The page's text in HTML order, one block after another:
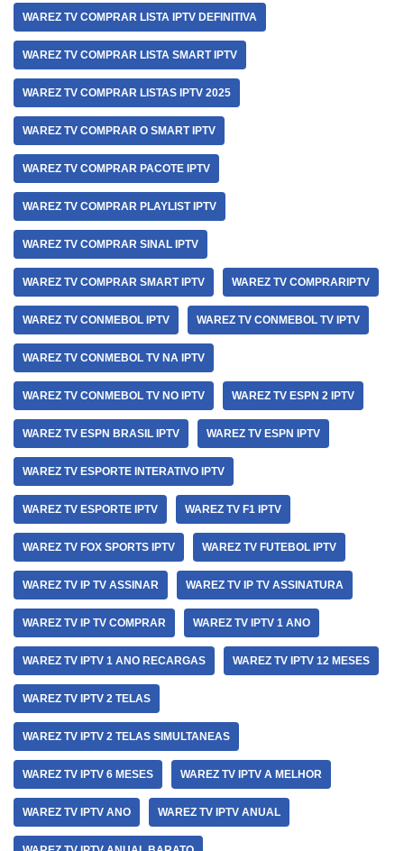
WAREZ TV COMPRAR LISTA IPTV DEFINITIVA
WAREZ TV COMPRAR LISTA SMART IPTV
WAREZ TV COMPRAR LISTAS IPTV 2025
WAREZ TV COMPRAR O SMART IPTV
WAREZ TV COMPRAR PACOTE IPTV
WAREZ TV COMPRAR PLAYLIST IPTV
WAREZ TV COMPRAR SINAL IPTV
WAREZ TV COMPRAR SMART IPTV WAREZ TV COMPRARIPTV
WAREZ TV CONMEBOL IPTV WAREZ TV CONMEBOL TV IPTV
WAREZ TV CONMEBOL TV NA IPTV
WAREZ TV CONMEBOL TV NO IPTV WAREZ TV ESPN 2 IPTV
WAREZ TV ESPN BRASIL IPTV WAREZ TV ESPN IPTV
WAREZ TV ESPORTE INTERATIVO IPTV
WAREZ TV ESPORTE IPTV WAREZ TV F1 IPTV
WAREZ TV FOX SPORTS IPTV WAREZ TV FUTEBOL IPTV
WAREZ TV IP TV ASSINAR WAREZ TV IP TV ASSINATURA
WAREZ TV IP TV COMPRAR WAREZ TV IPTV 1 ANO
WAREZ TV IPTV 1 ANO RECARGAS WAREZ TV IPTV 12 MESES
WAREZ TV IPTV 2 TELAS
WAREZ TV IPTV 2 TELAS SIMULTANEAS
WAREZ TV IPTV 6 MESES WAREZ TV IPTV A MELHOR
WAREZ TV IPTV ANO WAREZ TV IPTV ANUAL